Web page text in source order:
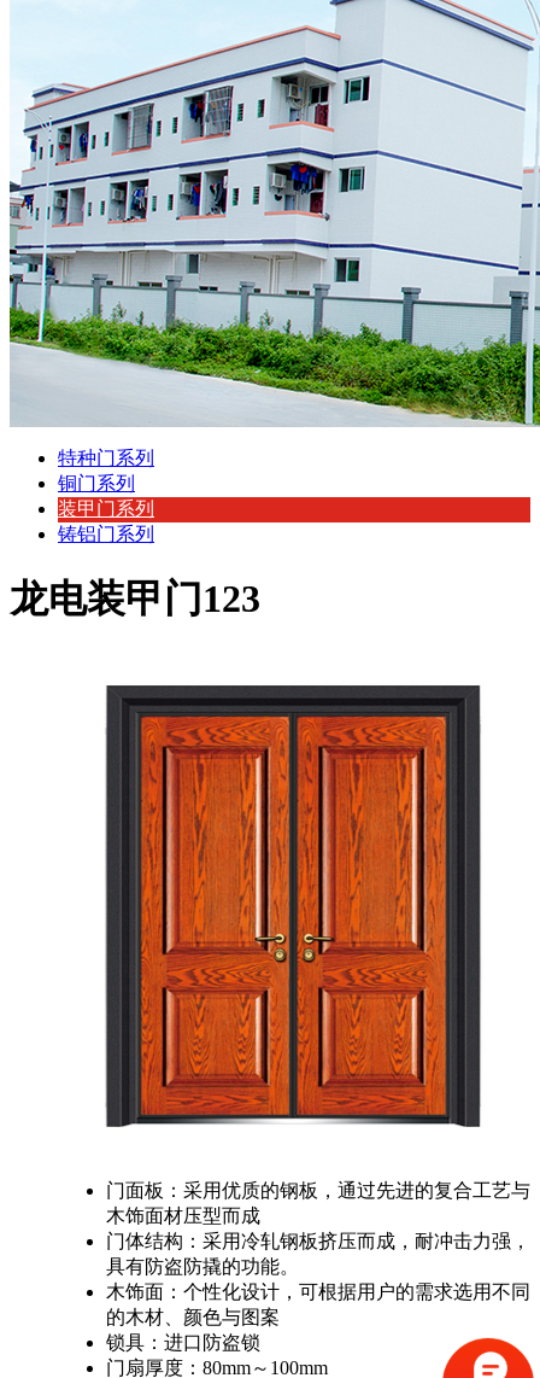
特种门系列
铜门系列
装甲门系列
铸铝门系列
龙电装甲门123
门面板：采用优质的钢板，通过先进的复合工艺与
木饰面材压型而成
门体结构：采用冷轧钢板挤压而成，耐冲击力强，
具有防盗防撬的功能。
木饰面：个性化设计，可根据用户的需求选用不同
的木材、颜色与图案
锁具：进口防盗锁
门扇厚度：80mm～100mm